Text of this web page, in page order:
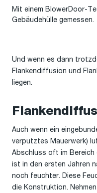
Mit einem BlowerDoor-
Gebäudehülle gemessen.
Und wenn es dann
Flankendiffusion und
liegen.
Auch wenn ein
verputztes Mauerwerk)
Abschluss oft im Bereich
ist in den ersten Jahren
noch feuchter. Diese
die Konstruktion.